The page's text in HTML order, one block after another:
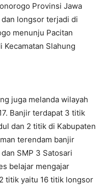
Provinsi Jawa
longsor terjadi di
menunju Pacitan
Slahung
juga melanda wilayah
Banjir terdapat 3 titik
dan 2 titik di Kabupaten
terendam banjir
SMP 3 Satosari
belajar mengajar
titik yaitu 16 titik longsor